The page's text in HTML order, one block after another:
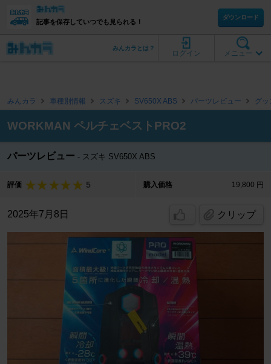
記事を保存していつでも見られる！
ダウンロード
メニュー
ログイン
みんカラとは？
みんカラ 車種別情報 スズキ SV650X ABS パーツレビュー グ
WORKMAN ペルチェベストPRO2
パーツレビュー スズキ SV650X ABS
評価 5 購入価格 19,800 円
2025年7月8日 クリップ